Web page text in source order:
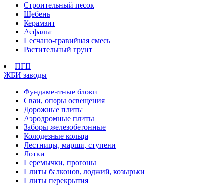
Строительный песок
Щебень
Керамзит
Асфальт
Песчано-гравийная смесь
Растительный грунт
ПГП
ЖБИ заводы
Фундаментные блоки
Сваи, опоры освещения
Дорожные плиты
Аэродромные плиты
Заборы железобетонные
Колодезные кольца
Лестницы, марши, ступени
Лотки
Перемычки, прогоны
Плиты балконов, лоджий, козырьки
Плиты перекрытия